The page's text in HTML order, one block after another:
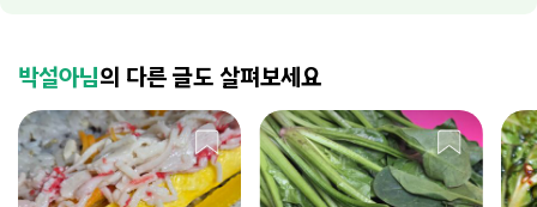
박설아님의 다른 글도 살펴보세요